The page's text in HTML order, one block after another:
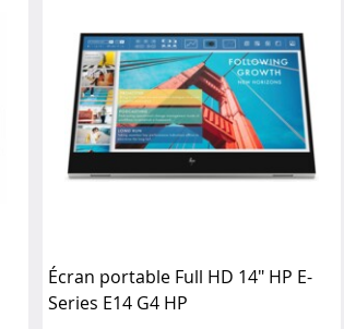
Écran portable Full HD 14" HP E-
Series E14 G4 HP